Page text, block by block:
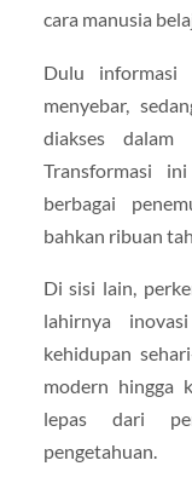
cara manusia
Dulu informasi
menyebar,
diakses
Transformasi
berbagai
bahkan ribuan
Di sisi lain,
lahirnya
kehidupan
modern hingga
lepas dari
pengetahuan.